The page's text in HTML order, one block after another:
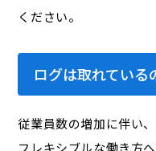
ください。
ログは取れてい
従業員数の増加に伴い
フレキシブルな働き方